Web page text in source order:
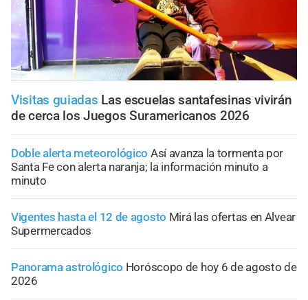
Visitas guiadas Las escuelas santafesinas vivirán
de cerca los Juegos Suramericanos 2026
Doble alerta meteorológico Así avanza la tormenta por
Santa Fe con alerta naranja; la información minuto a
minuto
Vigentes hasta el 12 de agosto Mirá las ofertas en Alvear
Supermercados
Panorama astrológico Horóscopo de hoy 6 de agosto de
2026